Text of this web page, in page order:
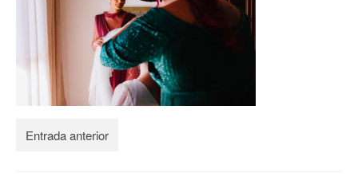
SEMANA SANTA
BLOG
SOBRE LM
Entrada anterior